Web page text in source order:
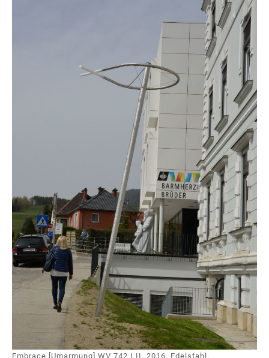
Embrace [Umarmung] WV 742 I II, 2016, Edelstahl,